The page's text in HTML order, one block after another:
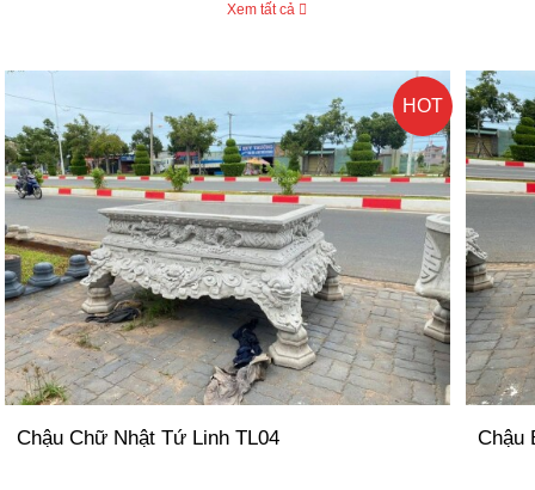
Xem tất cả
HOT
Chậu Chữ Nhật Tứ Linh TL04 Chậu